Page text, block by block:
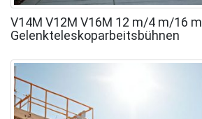
V14M V12M V16M 12 m/4 m/16 m
Gelenkteleskoparbeitsbühnen